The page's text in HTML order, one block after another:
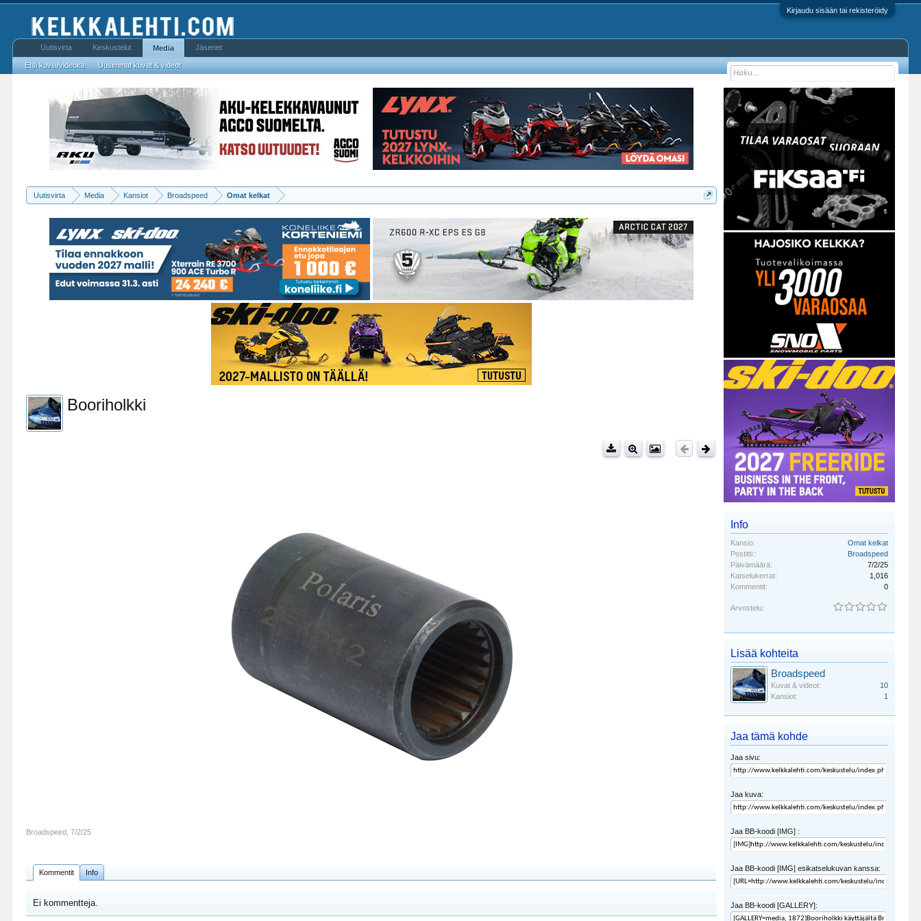
Kirjaudu sisään tai rekisteröidy
Uutisvirta Media Kansiot Broadspeed Omat kelkat
Booriholkki
Broadspeed ,7/2/25
Kommentit Info
Ei kommentteja.
Info
Kansio:
Omat kelkat
Postitti::
Broadspeed
Päivämäärä:
7/2/25
Katselukerrat:
1,016
Kommentit:
0
Arvostelu:
Lisää kohteita
Broadspeed
Kuvat & videot:
10
Kansiot:
1
Jaa tämä kohde
Jaa sivu:
Jaa kuva:
Jaa BB-koodi [IMG] :
Jaa BB-koodi [IMG] esikatselukuvan kanssa:
Jaa BB-koodi [GALLERY]:
Uutisvirta Keskustelut Media
Etsi kuvia/videoita Uusimmat kuvat & videot
Jäsenet